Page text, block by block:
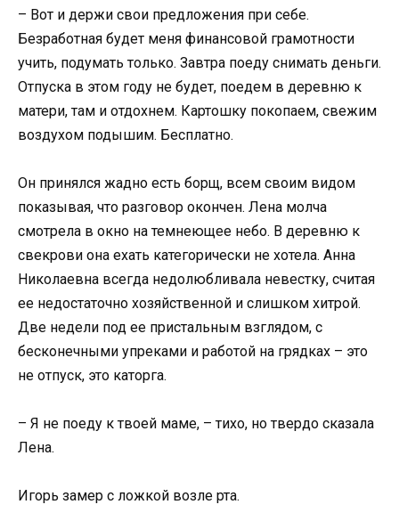
– Вот и держи свои предложения при себе.
Безработная будет меня финансовой грамотности
учить, подумать только. Завтра поеду снимать деньги.
Отпуска в этом году не будет, поедем в деревню к
матери, там и отдохнем. Картошку покопаем, свежим
воздухом подышим. Бесплатно.
Он принялся жадно есть борщ, всем своим видом
показывая, что разговор окончен. Лена молча
смотрела в окно на темнеющее небо. В деревню к
свекрови она ехать категорически не хотела. Анна
Николаевна всегда недолюбливала невестку, считая
ее недостаточно хозяйственной и слишком хитрой.
Две недели под ее пристальным взглядом, с
бесконечными упреками и работой на грядках – это
не отпуск, это каторга.
– Я не поеду к твоей маме, – тихо, но твердо сказала
Лена.
Игорь замер с ложкой возле рта.